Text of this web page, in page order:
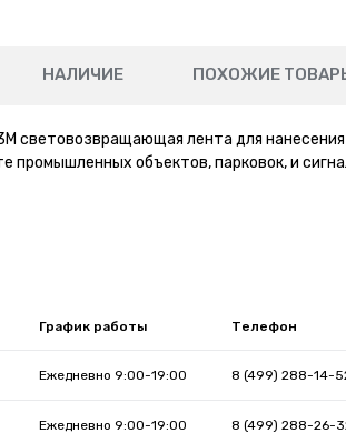
НАЛИЧИЕ ПОХОЖИЕ
световозвращающая лента для
промышленных объектов, парковок, и
График работы Телефон
Ежедневно 9:00-19:00 8 (499) 288-14-
Ежедневно 9:00-19:00 8 (499) 288-26-